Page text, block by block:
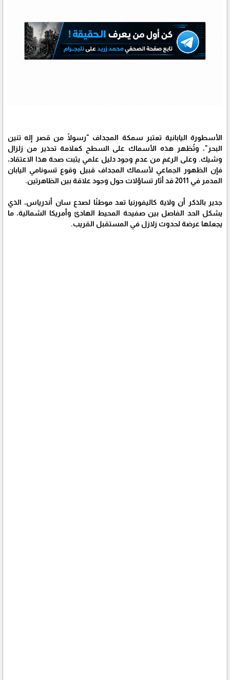
الأسطورة اليابانية تعتبر سمكة المجداف "رسولًا من قصر إله تنين
البحر"، وتُظهر هذه الأسماك على السطح كعلامة تحذير من زلزال
وشيك. وعلى الرغم من عدم وجود دليل علمي يثبت صحة هذا الاعتقاد،
فإن الظهور الجماعي لأسماك المجداف قبيل وقوع تسونامي اليابان
المدمر في 2011 قد أثار تساؤلات حول وجود علاقة بين الظاهرتين.
جدير بالذكر أن ولاية كاليفورنيا تعد موطنًا لصدع سان أندرياس، الذي
يشكل الحد الفاصل بين صفيحة المحيط الهادئ وأمريكا الشمالية، ما
يجعلها عرضة لحدوث زلازل في المستقبل القريب.